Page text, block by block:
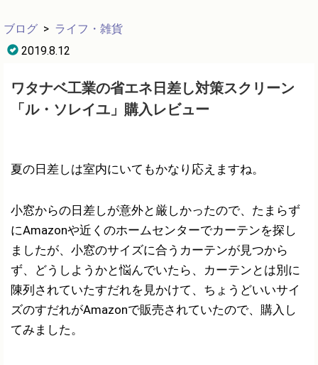
ブログ > ライフ・雑貨
2019.8.12
ワタナベ工業の省エネ日差し対策スクリーン
「ル・ソレイユ」購入レビュー
夏の日差しは室内にいてもかなり応えますね。
小窓からの日差しが意外と厳しかったので、たまらず
にAmazonや近くのホームセンターでカーテンを探し
ましたが、小窓のサイズに合うカーテンが見つから
ず、どうしようかと悩んでいたら、カーテンとは別に
陳列されていたすだれを見かけて、ちょうどいいサイ
ズのすだれがAmazonで販売されていたので、購入し
てみました。